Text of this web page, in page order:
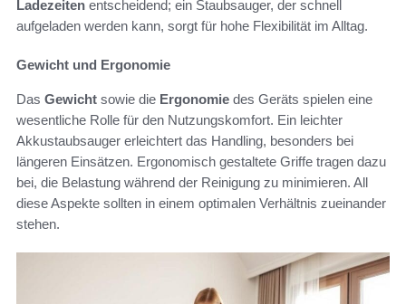
Ladezeiten entscheidend; ein Staubsauger, der schnell
aufgeladen werden kann, sorgt für hohe Flexibilität im Alltag.
Gewicht und Ergonomie
Das Gewicht sowie die Ergonomie des Geräts spielen eine
wesentliche Rolle für den Nutzungskomfort. Ein leichter
Akkustaubsauger erleichtert das Handling, besonders bei
längeren Einsätzen. Ergonomisch gestaltete Griffe tragen dazu
bei, die Belastung während der Reinigung zu minimieren. All
diese Aspekte sollten in einem optimalen Verhältnis zueinander
stehen.